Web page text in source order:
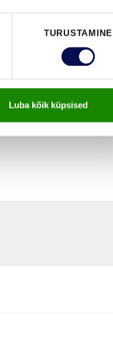
TURUSTAMINE
Luba kõik küpsised